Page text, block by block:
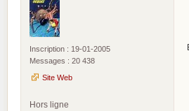
Inscription : 19-01-2005
Messages : 20 438
Site Web
Hors ligne